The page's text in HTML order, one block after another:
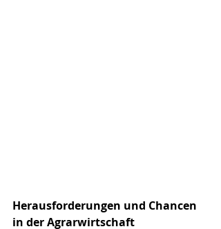
Herausforderungen und Chancen
in der Agrarwirtschaft